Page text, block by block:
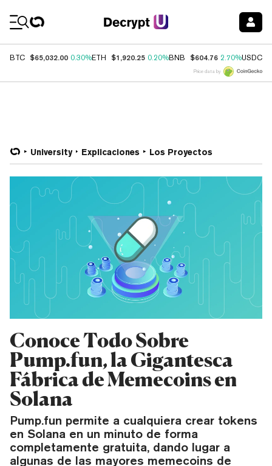
BTC $65,032.00 0.30%ETH $1,920.25 0.20%BNB $604.76 2.70%USDC
Price data by
University Explicaciones Los Proyectos
Conoce Todo Sobre
Pump.fun, la Gigantesca
Fábrica de Memecoins en
Solana
Pump.fun permite a cualquiera crear tokens
en Solana en un minuto de forma
completamente gratuita, dando lugar a
algunas de las mayores memecoins de